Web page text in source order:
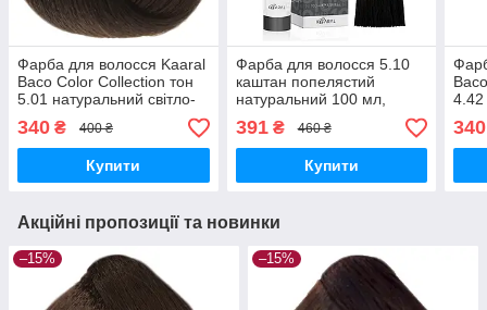
Фарба для волосся Kaaral
Baco Color Collection тон
5.01 натуральний світло-
каштановий
попелястий,100 мл
340 ₴ 400 ₴
Купити
Фарба для волосся 5.10
каштан попелястий
натуральний 100 мл,
Kaaral Baco Color Fast 10
MIN
391₴ 460 ₴
Купити
4.42
340
Акційні пропозиції та новинки
–15% –15%